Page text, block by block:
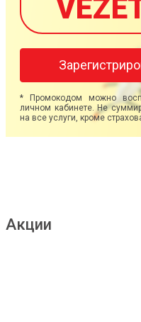
* Промокодом можно
личном кабинете. Не
на все услуги, кроме
Акции